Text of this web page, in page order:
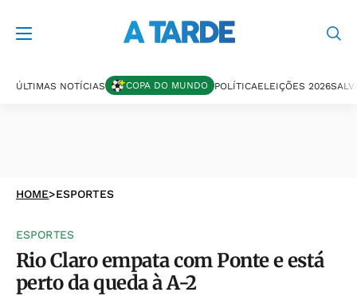
ÚLTIMAS NOTÍCIAS COPA DO MUNDO POLÍTICAELEIÇÕES 2026
HOME>ESPORTES
ESPORTES
Rio Claro empata com Ponte e está
perto da queda à A-2